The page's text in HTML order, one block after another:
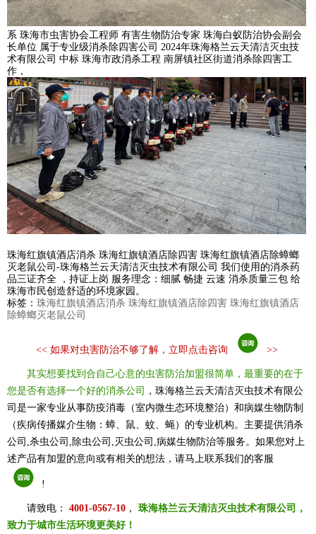
系 珠海市虫害协会工程师 有害生物防治专家 珠海白蚁防治协会副会
长单位 属于专业级消杀除四害公司 2024年珠海格兰云天清洁灭虫技
术有限公司 中标 珠海市政消杀工程 南屏镇社区街道消杀除四害工
作，
珠海红旗镇酒店消杀 珠海红旗镇酒店除四害 珠海红旗镇酒店除蟑螂
灭老鼠公司-珠海格兰云天清洁灭虫技术有限公司 我们使用的消杀药
品三证齐全 ，持证上岗 服务理念：细腻 畅捷 云速 消杀质量三包 给
珠海市民创造舒适的环境家园。
标签： 珠海红旗镇酒店消杀 珠海红旗镇酒店除四害 珠海红旗镇酒店
除蟑螂灭老鼠公司
<< 如果对虫害防治不够了解，立即点击咨询 >>
其实想要找到合自己心意的虫害防治加盟很简单，最重要的在于
您是否有选择一个好的消杀公司
，珠海格兰云天清洁灭虫技术有限公
司是一家专业从事防疫消毒（室内微生态环境整治）和病媒生物防制
（疾病传播媒介生物：蟑、鼠、蚊、蝇）的专业机构。主要提供消杀
公司,杀虫公司,除虫公司,灭虫公司,病媒生物防治等服务。如果您对上
述产品有加盟的意向或有相关的想法，请马上联系我们的客服
!
请致电： 4001-0567-10 ， 珠海格兰云天清洁灭虫技术有限公司，
致力于城市生活环境更美好！